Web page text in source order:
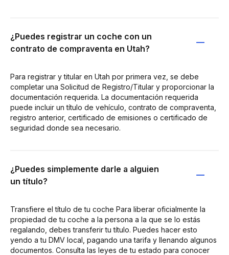
¿Puedes registrar un coche con un
contrato de compraventa en Utah?
Para registrar y titular en Utah por primera vez, se debe
completar una Solicitud de Registro/Titular y proporcionar la
documentación requerida. La documentación requerida
puede incluir un título de vehículo, contrato de compraventa,
registro anterior, certificado de emisiones o certificado de
seguridad donde sea necesario.
¿Puedes simplemente darle a alguien
un título?
Transfiere el título de tu coche Para liberar oficialmente la
propiedad de tu coche a la persona a la que se lo estás
regalando, debes transferir tu título. Puedes hacer esto
yendo a tu DMV local, pagando una tarifa y llenando algunos
documentos. Consulta las leyes de tu estado para conocer